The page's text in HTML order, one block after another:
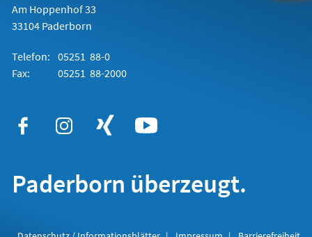
Am Hoppenhof 33
33104 Paderborn
Telefon: 05251 88-0
Fax:
05251 88-2000
Paderborn überzeugt.